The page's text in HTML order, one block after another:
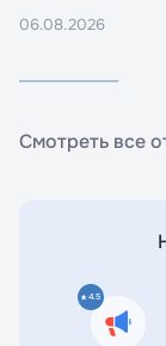
06.08.2026
Смотреть все
4.5